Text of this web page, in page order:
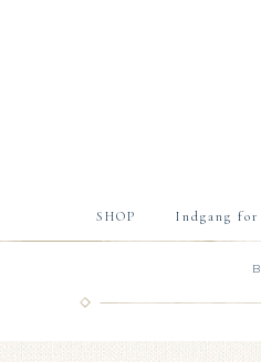
SHOP Indgang for